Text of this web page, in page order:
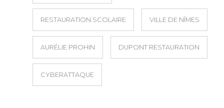
RESTAURATION SCOLAIRE VILLE DE NÎMES
AURÉLIE PROHIN DUPONT RESTAURATION
CYBERATTAQUE